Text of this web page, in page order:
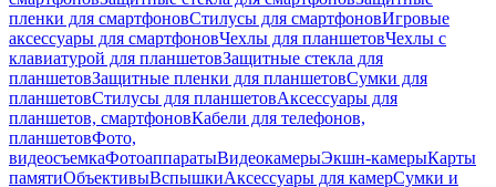
пленки для смартфоновСтилусы для смартфоновИгровые
аксессуары для смартфоновЧехлы для планшетовЧехлы с
клавиатурой для планшетовЗащитные стекла для
планшетовЗащитные пленки для планшетовСумки для
планшетовСтилусы для планшетовАксессуары для
планшетов, смартфоновКабели для телефонов,
планшетовФото,
видеосъемкаФотоаппаратыВидеокамерыЭкшн-камерыКарты
памятиОбъективыВспышкиАксессуары для камерСумки и